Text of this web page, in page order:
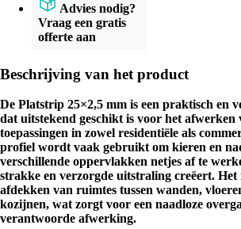
Advies nodig?
Vraag een gratis
offerte aan
Beschrijving van het product
De Platstrip 25×2,5 mm is een praktisch en
dat uitstekend geschikt is voor het afwerken
toepassingen in zowel residentiële als
profiel wordt vaak gebruikt om kieren en
verschillende oppervlakken netjes af te
strakke en verzorgde uitstraling creëert. Het
afdekken van ruimtes tussen wanden,
kozijnen, wat zorgt voor een naadloze
verantwoorde afwerking.